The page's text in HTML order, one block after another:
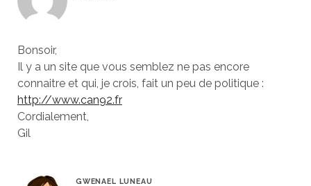
Bonsoir,
Il y a un site que vous semblez ne pas encore
connaitre et qui, je crois, fait un peu de politique :
http://www.can92.fr
Cordialement,
Gil
GWENAEL LUNEAU